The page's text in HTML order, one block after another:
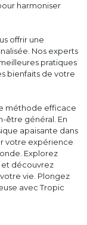
harmoniser
offrir une
Nos experts
pratiques
bienfaits de votre
méthode efficace
être général. En
apaisante dans
votre expérience
Explorez
et découvrez
vie. Plongez
avec Tropic